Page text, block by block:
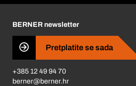
Business Conduct
BERNER newsletter
Pretplatite se sada
+385 12 49 94 70
berner@berner.hr